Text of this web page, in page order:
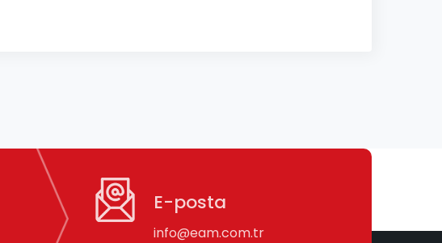
E-posta
info@eam.com.tr